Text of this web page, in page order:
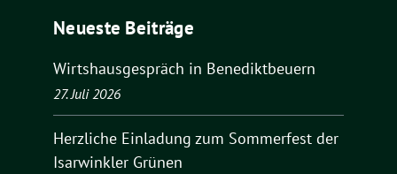
Neueste Beiträge
Wirtshausgespräch in Benediktbeuern
27. Juli 2026
Herzliche Einladung zum Sommerfest der
Isarwinkler Grünen